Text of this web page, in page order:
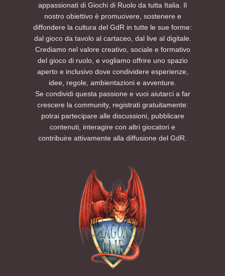
appassionati di Giochi di Ruolo da tutta Italia. Il
nostro obiettivo è promuovere, sostenere e
diffondere la cultura del GdR in tutte le sue forme:
dal gioco da tavolo al cartaceo, dal live al digitale.
Crediamo nel valore creativo, sociale e formativo
del gioco di ruolo, e vogliamo offrire uno spazio
aperto e inclusivo dove condividere esperienze,
idee, regole, ambientazioni e avventure.
Se condividi questa passione e vuoi aiutarci a far
crescere la community, registrati gratuitamente:
potrai partecipare alle discussioni, pubblicare
contenuti, interagire con altri giocatori e
contribuire attivamente alla diffusione del GdR.